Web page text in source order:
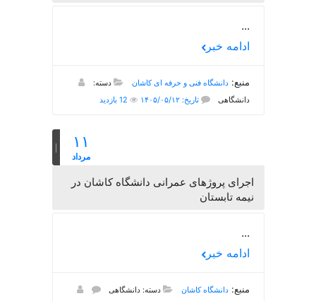
...
ادامه خبر
منبع:دانشگاه فنی و حرفه ای کاشان
دسته:
دانشگاهی
تاریخ: ۱۴۰۵/۰۵/۱۲
۱۱
مرداد
اجرای پروژهای عمرانی دانشگاه کاشان در
نیمه تابستان
...
ادامه خبر
منبع:دانشگاه کاشان
دسته: دانشگاهی